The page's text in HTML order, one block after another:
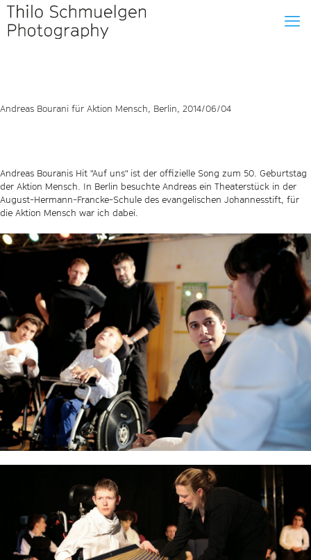
Andreas Bourani für Aktion Mensch, Berlin, 2014/06/04
Andreas Bouranis Hit "Auf uns" ist der offizielle Song zum 50. Geburtstag
der Aktion Mensch. In Berlin besuchte Andreas ein Theaterstück in der
August-Hermann-Francke-Schule des evangelischen Johannesstift, für
die Aktion Mensch war ich dabei.